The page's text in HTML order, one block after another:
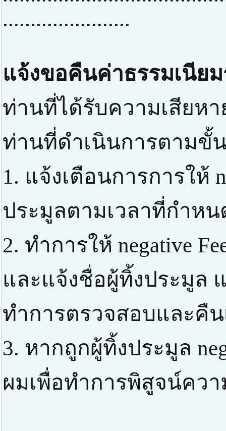
.......................
แจ้งขอคืนค่าธรรมเนีย
ท่านที่ได้รับความเสียห
ท่านที่ดำเนินการตามขั้
1. แจ้งเตือนการการให้
ประมูลตามเวลาที่กำหน
2. ทำการให้ negative
และแจ้งชื่อผู้ทิ้งประมูล
ทำการตรวจสอบและคืน
3. หากถูกผู้ทิ้งประมูล
ผมเพื่อทำการพิสูจน์คว